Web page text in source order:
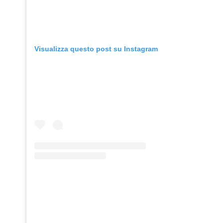
Visualizza questo post su Instagram